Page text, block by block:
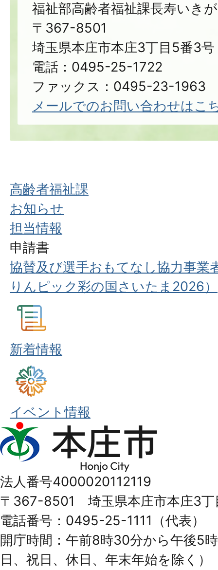
福祉部高齢者福祉課長寿いき
〒367-8501
埼玉県本庄市本庄3丁目5番3号
電話：0495-25-1722
ファックス：0495-23-1963
メールでのお問い合わせはこ
高齢者福祉課
お知らせ
担当情報
申請書
協賛及び選手おもてなし協力事業
りんピック彩の国さいたま2026）
新着情報
イベント情報
本
庄
Honjo
City
法人番号4000020112119
〒367-8501 埼玉県本庄市本庄3丁
電話番号：0495-25-1111（代表）
開庁時間：午前8時30分から午後5
日、祝日、休日、年末年始を除く）